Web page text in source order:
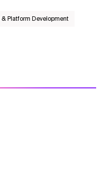
Platform Development